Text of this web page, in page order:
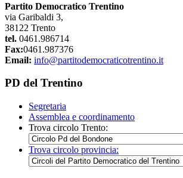
Partito Democratico Trentino
via Garibaldi 3,
38122 Trento
tel. 0461.986714
Fax:0461.987376
Email: info@partitodemocraticotrentino.it
PD del Trentino
Segretaria
Assemblea e coordinamento
Trova circolo Trento:
Trova circolo provincia: